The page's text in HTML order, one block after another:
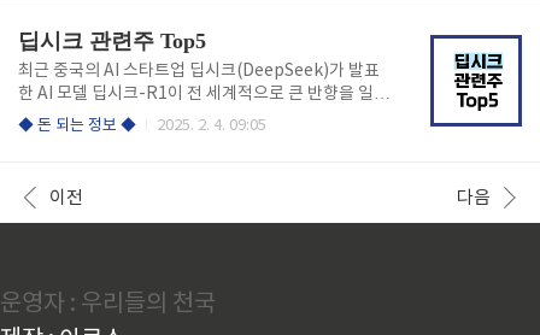
국 선수들의 주요 경기 일정은 다음과 같습니다:개막식:
2월 7일(금) 쇼트트랙: 2월 8일(토) ~ 2월 9일(일)피겨
스케이팅: 2월 9일(일) ~ 2월 11일(화)스피드 스케이
팅: 2월 7일(금), 2월 8일(토), 2월 10일(월)아이스하
키: 2월 7일(금) ~ 2월 14일(금)각 종목의 세부 경기 일
하얼빈 동계 아시안게임..
딥시크 관련주 Top5
최근 중국의 AI 스타트업 딥시크(DeepSeek)가 발표
한 AI 모델 딥시크-R1이 전 세계적으로 큰 반향을 일으
키고 있습니다.이 모델은 기술적 성과뿐만 아니라 글로
치고 있습니다. 1. 딥시크 관련주란?딥시크는 현재 한
국 기업과 직접적인 계약 관계는 없지만, AI 서버와 반
들에게 긍정적인 영향을 미칠 것으로 예상됩니다. 딥시
크의 등장은 AI와 반도체 시장의 새로운 기회를 창출하
◆ 돈 되는 정보 ◆ 2025. 2. 4. 09:05
이전 다음
운영자 : 우리들의 천국